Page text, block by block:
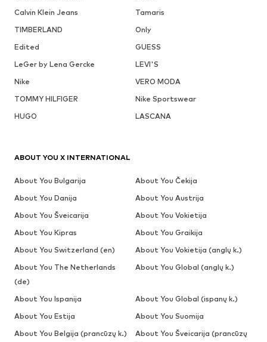
Calvin Klein Jeans
Tamaris
TIMBERLAND
Only
Edited
GUESS
LeGer by Lena Gercke
LEVI'S
Nike
VERO MODA
TOMMY HILFIGER
Nike Sportswear
HUGO
LASCANA
ABOUT YOU X INTERNATIONAL
About You Bulgarija
About You Čekija
About You Danija
About You Austrija
About You Šveicarija
About You Vokietija
About You Kipras
About You Graikija
About You Switzerland (en)
About You Vokietija (anglų k.)
About You The Netherlands
(de)
About You Global (anglų k.)
About You Ispanija
About You Global (ispanų k.)
About You Estija
About You Suomija
About You Belgija (prancūzų k.)
About You Šveicarija (prancūzų